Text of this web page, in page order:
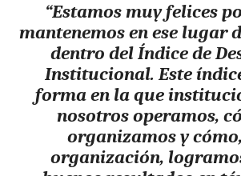
“Estamos muy felices
mantenemos en ese lugar
dentro del Índice de
Institucional. Este
forma en la que
nosotros operamos,
organizamos y
organización,